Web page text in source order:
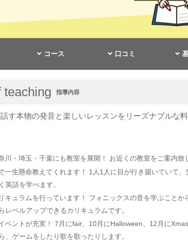
コース 口コミ
teaching 指導内容
す本物の発音と楽しいレッスンをリーズナブルな
川・埼玉・千葉にも教室を展開！ お近くの教室をご案内致
一生懸命教えてくれます！ 1人1人に目が行き届いていて
英語を学べます。
キュラムを行っています！ フォニックスの音を学ぶことか
レベルアップできるカリキュラムです。
ベントが充実！ 7月にfair、10月にHalloween、12月に
、ゲームをしたり歌を歌ったりします。